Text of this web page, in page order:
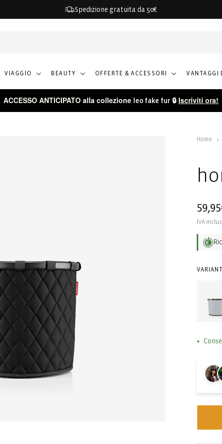
Spedizione gratuita da 50€
VIAGGIO BEAUTY OFFERTE & ACCESSORI VANTAGGI
ACCESSO ANTICIPATO alla collezione leo fake fur 🔒 Iscriviti ora!
Home
di
listino
IVA